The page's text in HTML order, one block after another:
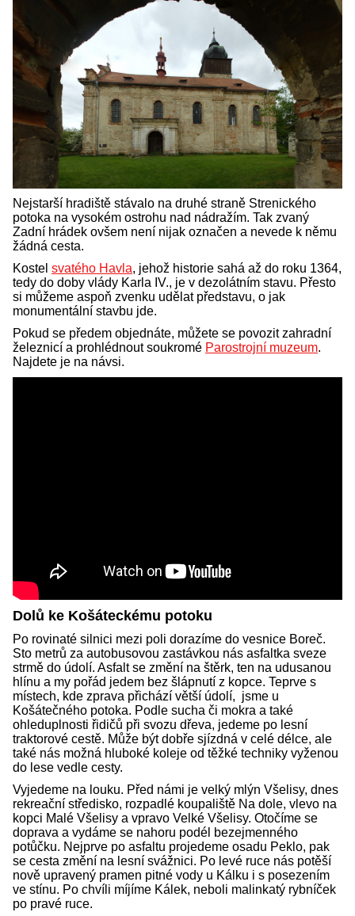
Nejstarší hradiště stávalo na druhé straně Strenického
potoka na vysokém ostrohu nad nádražím. Tak zvaný
Zadní hrádek ovšem není nijak označen a nevede k němu
žádná cesta.
Kostel svatého Havla, jehož historie sahá až do roku 1364,
tedy do doby vlády Karla IV., je v dezolátním stavu. Přesto
si můžeme aspoň zvenku udělat představu, o jak
monumentální stavbu jde.
Pokud se předem objednáte, můžete se povozit zahradní
železnicí a prohlédnout soukromé Parostrojní muzeum.
Najdete je na návsi.
Dolů ke Košáteckému potoku
Po rovinaté silnici mezi poli dorazíme do vesnice Boreč.
Sto metrů za autobusovou zastávkou nás asfaltka sveze
strmě do údolí. Asfalt se změní na štěrk, ten na udusanou
hlínu a my pořád jedem bez šlápnutí z kopce. Teprve s
místech, kde zprava přichází větší údolí, jsme u
Košátečného potoka. Podle sucha či mokra a také
ohleduplnosti řidičů při svozu dřeva, jedeme po lesní
traktorové cestě. Může být dobře sjízdná v celé délce, ale
také nás možná hluboké koleje od těžké techniky vyženou
do lese vedle cesty.
Vyjedeme na louku. Před námi je velký mlýn Všelisy, dnes
rekreační středisko, rozpadlé koupaliště Na dole, vlevo na
kopci Malé Všelisy a vpravo Velké Všelisy. Otočíme se
doprava a vydáme se nahoru podél bezejmenného
potůčku. Nejprve po asfaltu projedeme osadu Peklo, pak
se cesta změní na lesní svážnici. Po levé ruce nás potěší
nově upravený pramen pitné vody u Kálku i s posezením
ve stínu. Po chvíli míjíme Kálek, neboli malinkatý rybníček
po pravé ruce.